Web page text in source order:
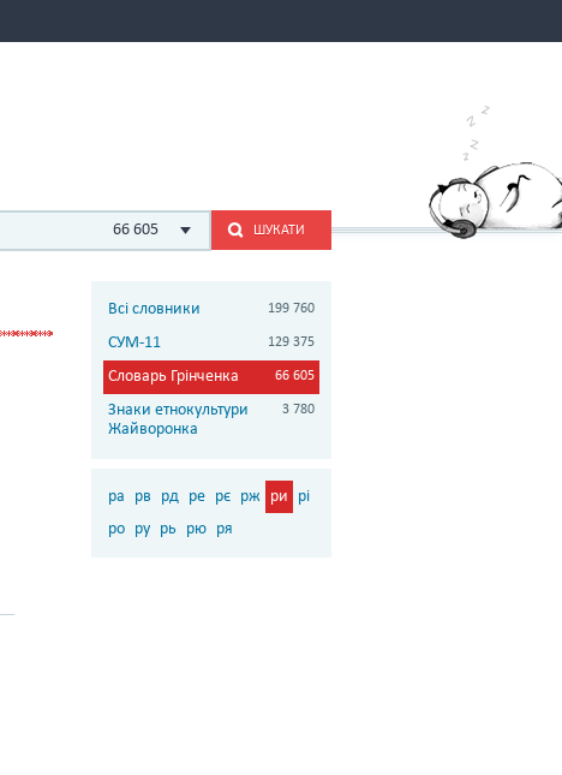
66 605 ШУКАТИ
Всі словники 199 760
СУМ-11 129 375
Словарь Грінченка 66 605
Знаки етнокультури
Жайворонка
3 780
ра рв рд ре рє рж ри
рі
ро ру рь рю ря